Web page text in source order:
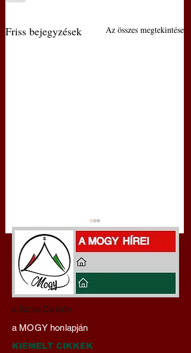
Friss bejegyzések Az összes megtekintése
Darai Lajos:
Naplóbölcsességeim
(2024)
a Szilaj Csikón
a MOGY honlapján
KIEMELT CIKKEK